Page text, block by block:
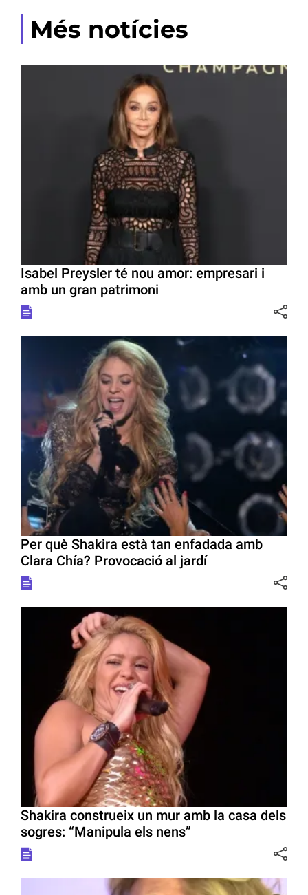
Més notícies
Isabel Preysler té nou amor: empresari i
amb un gran patrimoni
Per què Shakira està tan enfadada amb
Clara Chía? Provocació al jardí
Shakira construeix un mur amb la casa dels
sogres: “Manipula els nens”